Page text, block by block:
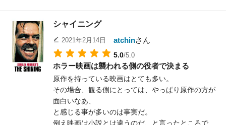
その一番の理由はやはりクイーンの楽曲の良さだろ
う。
簡単に言えば、クイーンの楽曲は映画向きなのだ。
古くから「フラッシュ・ゴードン」や
「ハイランダー」で楽曲提供しており、そのドラマ
チックな作風は映画との相性がメチャクチャ良い。
そしてラストのライブエイドのシーン。
クイーン圧巻のパフォーマンスを再現してくれてお
シャイニング
2021年2月14日 atchinさん
5.0/5.0
ホラー映画は襲われる側の役者で決まる
原作を持っている映画はとても多い。
その場合、観る側にとっては、やっぱり原作の方が
面白いなあ、
と感じる事が多いのは事実だ。
例え映画は小説とは違うのだ、と言ったところで、